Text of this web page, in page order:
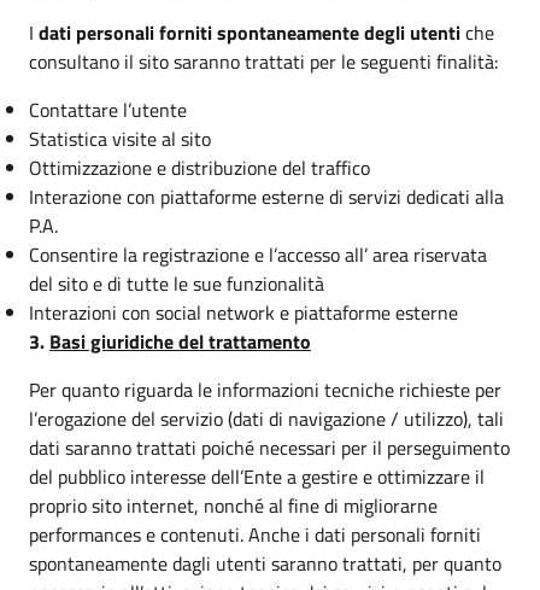
I dati personali forniti spontaneamente degli utentiche
consultano il sito saranno trattati per le seguenti finalità:
Contattare l’utente
Statistica visite al sito
Ottimizzazione e distribuzione del traffico
Interazione con piattaforme esterne di servizi dedicati alla
P.A.
Consentire la registrazione e l’accesso all’ area riservata
del sito e di tutte le sue funzionalità
Interazioni con social network e piattaforme esterne
3. Basi giuridiche del trattamento
Per quanto riguarda le informazioni tecniche richieste per
l’erogazione del servizio (dati di navigazione / utilizzo), tali
dati saranno trattati poiché necessari per il perseguimento
del pubblico interesse dell’Ente a gestire e ottimizzare il
proprio sito internet, nonché al fine di migliorarne
performances e contenuti. Anche i dati personali forniti
spontaneamente dagli utenti saranno trattati, per quanto